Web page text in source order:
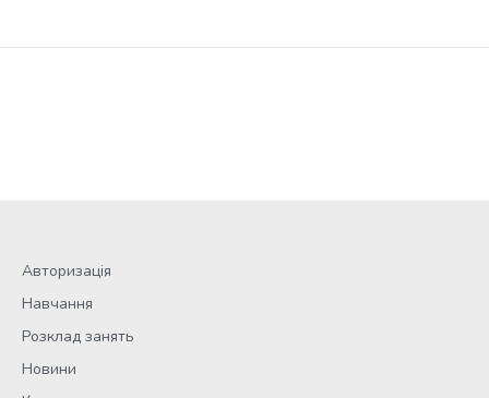
Авторизація
Навчання
Розклад занять
Новини